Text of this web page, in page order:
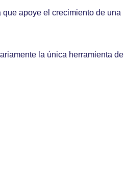
apoye el crecimiento de una
la única herramienta de